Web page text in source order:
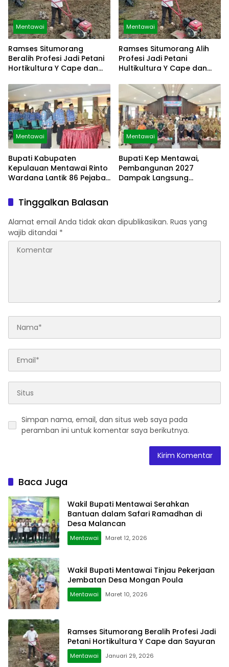
Mentawai
Ramses Situmorang
Beralih Profesi Jadi Petani
Hortikultura Y Cape dan
Mentawai
Ramses Situmorang Alih
Profesi Jadi Petani
Hultikultura Y Cape dan
Mentawai
Bupati Kabupaten
Kepulauan Mentawai Rinto
Wardana Lantik 86 Pejabat
Mentawai
Bupati Kep Mentawai,
Pembangunan 2027
Dampak Langsung
Tinggalkan Balasan
Alamat email Anda tidak akan dipublikasikan. Ruas yang
wajib ditandai *
Simpan nama, email, dan situs web saya pada
peramban ini untuk komentar saya berikutnya.
Baca Juga
Wakil Bupati Mentawai Serahkan
Bantuan dalam Safari Ramadhan di
Desa Malancan
Mentawai Maret 12, 2026
Wakil Bupati Mentawai Tinjau Pekerjaan
Jembatan Desa Mongan Poula
Mentawai Maret 10, 2026
Ramses Situmorang Beralih Profesi Jadi
Petani Hortikultura Y Cape dan Sayuran
Mentawai Januari 29, 2026